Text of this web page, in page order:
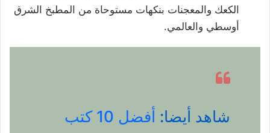
الكعك والمعجنات بنكهات مستوحاة من المطبخ الشرق
أوسطي والعالمي.
شاهد أيضا:
أفضل 10 كتب